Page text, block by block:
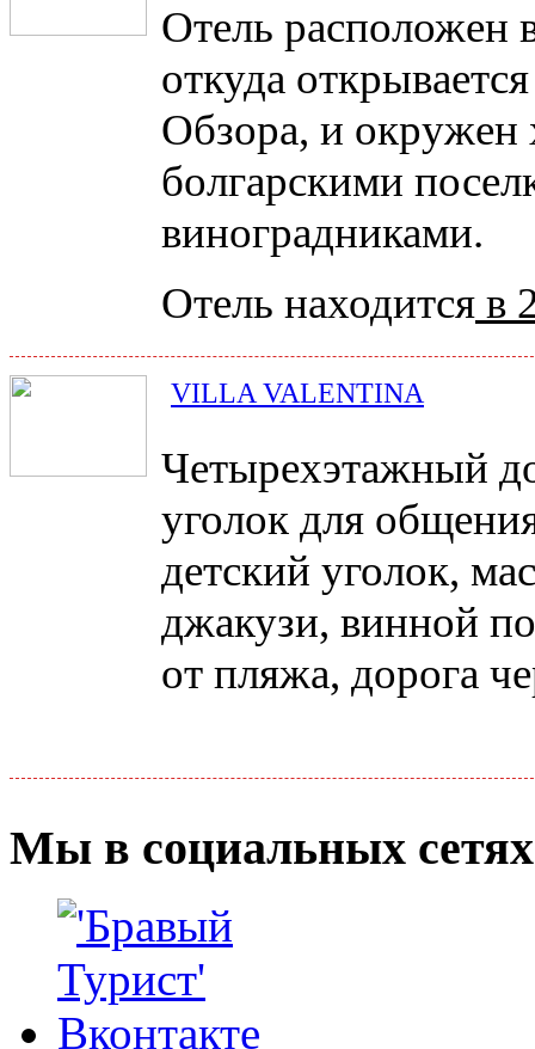
Отель расположен
откуда
Обзора, и
болгарскими
виноградниками.
Отель находится в
VILLA VALENTINA
Четырехэтажный
уголок для
детский уголок,
джакузи, винной
от пляжа, дорога
Мы в социальных сетях